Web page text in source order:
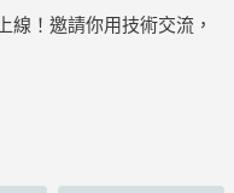
！邀請你用技術交流，